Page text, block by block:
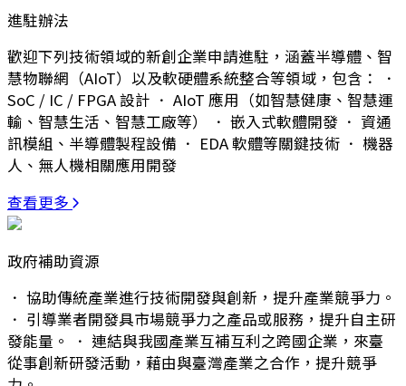
進駐辦法
歡迎下列技術領域的新創企業申請進駐，涵蓋半導體、智
慧物聯網（AIoT）以及軟硬體系統整合等領域，包含： ．
SoC / IC / FPGA 設計 ． AIoT 應用（如智慧健康、智慧運
輸、智慧生活、智慧工廠等） ． 嵌入式軟體開發 ． 資通
訊模組、半導體製程設備 ． EDA 軟體等關鍵技術 ． 機器
人、無人機相關應用開發
查看更多
政府補助資源
． 協助傳統產業進行技術開發與創新，提升產業競爭力。
． 引導業者開發具市場競爭力之產品或服務，提升自主研
發能量。 ． 連結與我國產業互補互利之跨國企業，來臺
從事創新研發活動，藉由與臺灣產業之合作，提升競爭